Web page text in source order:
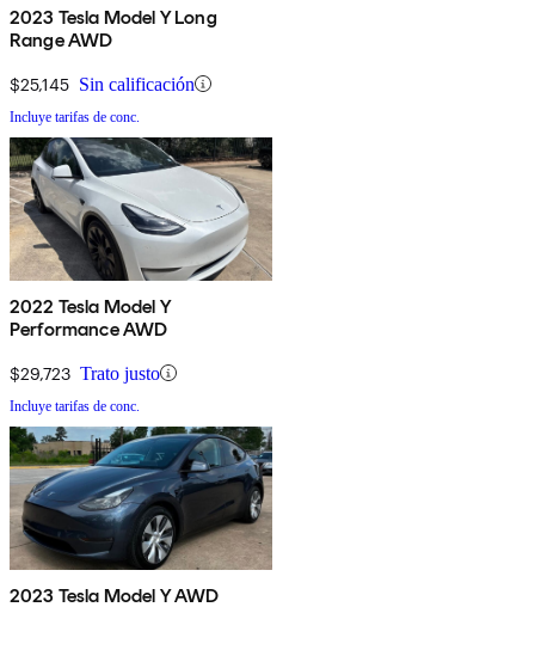
2023 Tesla Model Y Long
Range AWD
$25,145 Sin calificación
Incluye tarifas de conc.
2022 Tesla Model Y
Performance AWD
$29,723 Trato justo
Incluye tarifas de conc.
2023 Tesla Model Y AWD